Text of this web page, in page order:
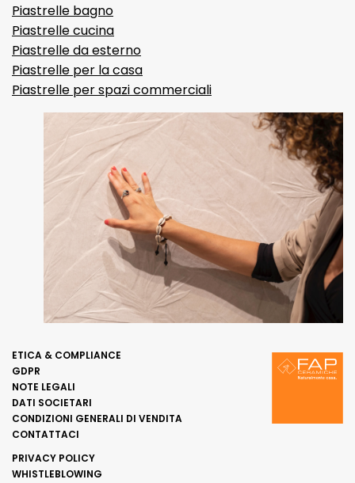
Piastrelle bagno
Piastrelle cucina
Piastrelle da esterno
Piastrelle per la casa
Piastrelle per spazi commerciali
ETICA & COMPLIANCE
GDPR
NOTE LEGALI
DATI SOCIETARI
CONDIZIONI GENERALI DI VENDITA
CONTATTACI
PRIVACY POLICY
WHISTLEBLOWING